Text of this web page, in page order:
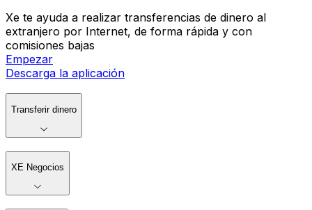
Xe te ayuda a realizar transferencias de dinero al
extranjero por Internet, de forma rápida y con
comisiones bajas
Empezar
Descarga la aplicación
Transferir dinero
XE Negocios